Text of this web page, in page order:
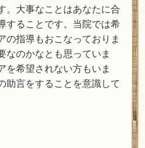
。大事なことはあなたに合
することです。当院では希
の指導もおこなっておりま
なのかなとも思っていま
を希望されない方もいま
助言をすることを意識して